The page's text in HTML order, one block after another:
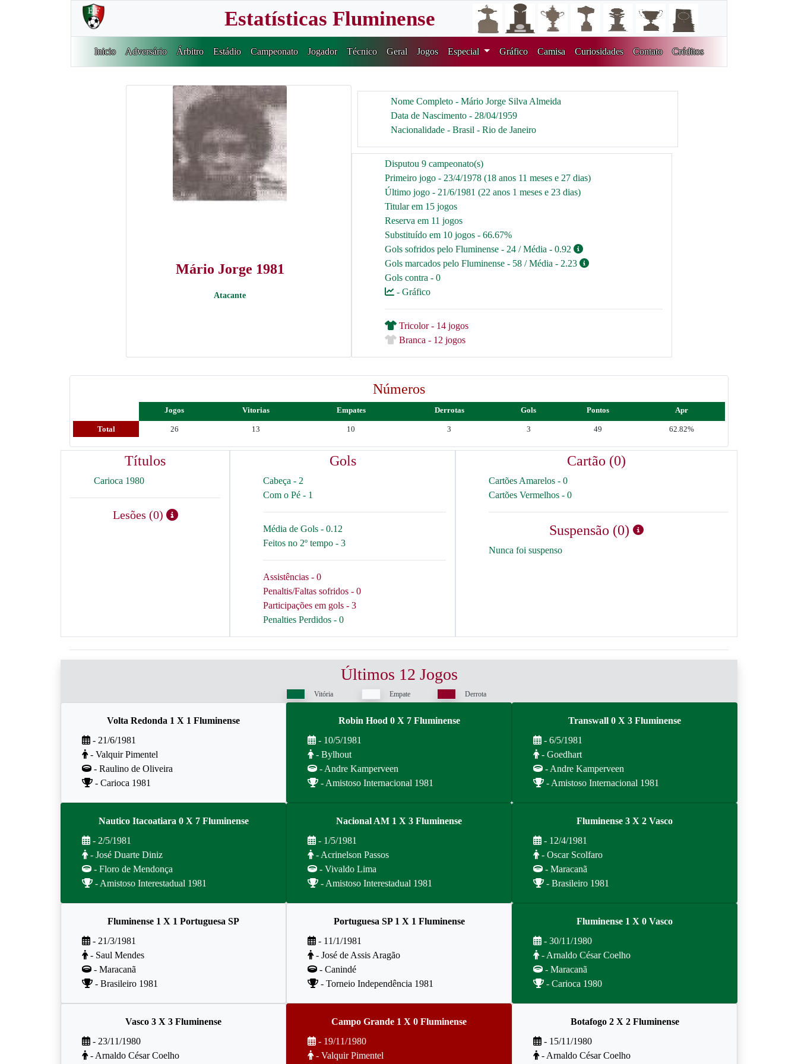
Estatísticas Fluminense
Inicio Adversário Árbitro Estádio Campeonato Jogador Técnico Geral Jogos Especial Gráfico Camisa Curiosidades Contato Créditos
Mário Jorge 1981
Atacante
Nome Completo - Mário Jorge Silva Almeida
Data de Nascimento - 28/04/1959
Nacionalidade - Brasil - Rio de Janeiro
Disputou 9 campeonato(s)
Primeiro jogo - 23/4/1978 (18 anos 11 meses e 27 dias)
Último jogo - 21/6/1981 (22 anos 1 meses e 23 dias)
Titular em 15 jogos
Reserva em 11 jogos
Substituído em 10 jogos - 66.67%
Gols sofridos pelo Fluminense - 24 / Média - 0.92
Gols marcados pelo Fluminense - 58 / Média - 2.23
Gols contra - 0
- Gráfico
Tricolor - 14 jogos
Branca - 12 jogos
Números
Jogos Vitorias Empates Derrotas Gols Pontos Apr
Total 26 13 10 3 3 49 62.82%
Títulos
Carioca 1980
Lesões (0)
Gols
Cabeça - 2
Com o Pé - 1
Média de Gols - 0.12
Feitos no 2º tempo - 3
Assistências - 0
Penaltis/Faltas sofridos - 0
Participações em gols - 3
Penalties Perdidos - 0
Cartão (0)
Cartões Amarelos - 0
Cartões Vermelhos - 0
Suspensão (0)
Nunca foi suspenso
Últimos 12 Jogos
Vitória Empate Derrota
Volta Redonda 1 X 1 Fluminense
- 21/6/1981
- Valquir Pimentel
- Raulino de Oliveira
- Carioca 1981
Robin Hood 0 X 7 Fluminense
- 10/5/1981
- Bylhout
- Andre Kamperveen
- Amistoso Internacional 1981
Transwall 0 X 3 Fluminense
- 6/5/1981
- Goedhart
- Andre Kamperveen
- Amistoso Internacional 1981
Nautico Itacoatiara 0 X 7 Fluminense
- 2/5/1981
- José Duarte Diniz
- Floro de Mendonça
- Amistoso Interestadual 1981
Nacional AM 1 X 3 Fluminense
- 1/5/1981
- Acrinelson Passos
- Vivaldo Lima
- Amistoso Interestadual 1981
Fluminense 3 X 2 Vasco
- 12/4/1981
- Oscar Scolfaro
- Maracanã
- Brasileiro 1981
Fluminense 1 X 1 Portuguesa SP
- 21/3/1981
- Saul Mendes
- Maracanã
- Brasileiro 1981
Portuguesa SP 1 X 1 Fluminense
- 11/1/1981
- José de Assis Aragão
- Canindé
- Torneio Independência 1981
Fluminense 1 X 0 Vasco
- 30/11/1980
- Arnaldo César Coelho
- Maracanã
- Carioca 1980
Vasco 3 X 3 Fluminense
- 23/11/1980
- Arnaldo César Coelho
Campo Grande 1 X 0 Fluminense
- 19/11/1980
- Valquir Pimentel
Botafogo 2 X 2 Fluminense
- 15/11/1980
- Arnaldo César Coelho